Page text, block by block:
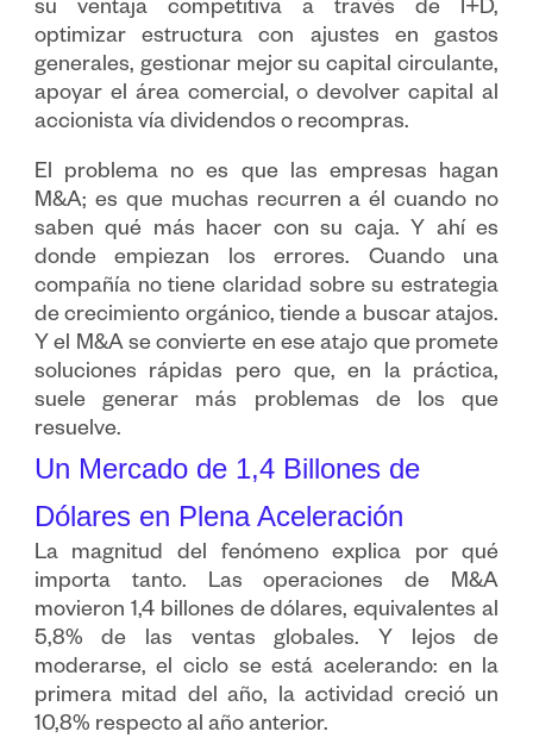
su ventaja competitiva a través de I+D,
optimizar estructura con ajustes en gastos
generales, gestionar mejor su capital circulante,
apoyar el área comercial, o devolver capital al
accionista vía dividendos o recompras.
El problema no es que las empresas hagan
M&A; es que muchas recurren a él cuando no
saben qué más hacer con su caja. Y ahí es
donde empiezan los errores. Cuando una
compañía no tiene claridad sobre su estrategia
de crecimiento orgánico, tiende a buscar atajos.
Y el M&A se convierte en ese atajo que promete
soluciones rápidas pero que, en la práctica,
suele generar más problemas de los que
resuelve.
Un Mercado de 1,4 Billones de
Dólares en Plena Aceleración
La magnitud del fenómeno explica por qué
importa tanto. Las operaciones de M&A
movieron 1,4 billones de dólares, equivalentes al
5,8% de las ventas globales. Y lejos de
moderarse, el ciclo se está acelerando: en la
primera mitad del año, la actividad creció un
10,8% respecto al año anterior.